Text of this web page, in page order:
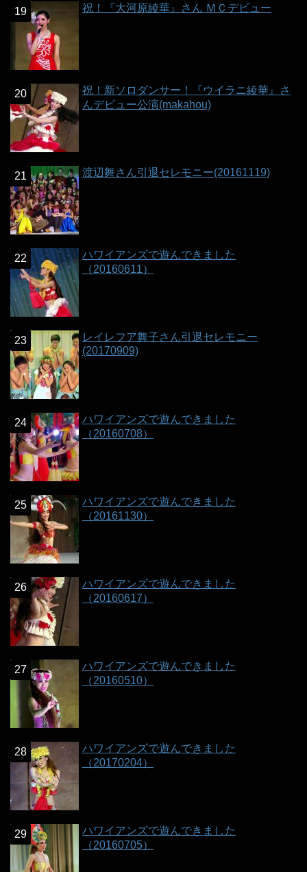
祝！『大河原綾華』さん ＭＣデビュー
祝！新ソロダンサー！『ウイラニ綾華』さ
んデビュー公演(makahou)
渡辺舞さん引退セレモニー(20161119)
ハワイアンズで遊んできました
（20160611）
レイレフア舞子さん引退セレモニー
(20170909)
ハワイアンズで遊んできました
（20160708）
ハワイアンズで遊んできました
（20161130）
ハワイアンズで遊んできました
（20160617）
ハワイアンズで遊んできました
（20160510）
ハワイアンズで遊んできました
（20170204）
ハワイアンズで遊んできました
（20160705）